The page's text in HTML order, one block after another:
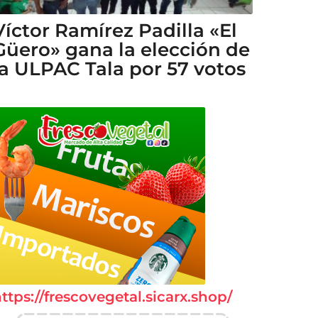
Ramírez Padilla «El
gana la elección de
ULPAC Tala por 57 votos
frescovegetal.sicarx.shop/